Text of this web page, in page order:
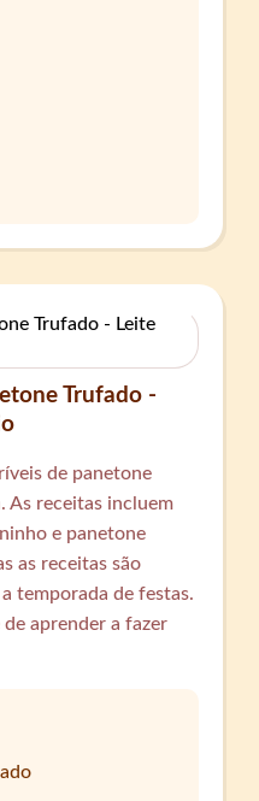
Trufado -
de panetone
As receitas incluem
e panetone
as receitas são
temporada de festas.
aprender a fazer